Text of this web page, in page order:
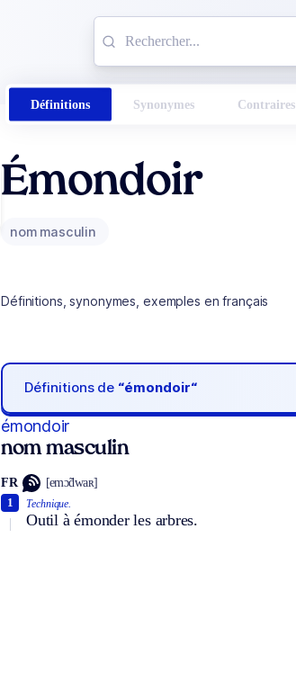
Définitions Synonymes Contraires
Émondoir
nom masculin
Définitions, synonymes, exemples en français
Définitions de “émondoir“
émondoir
nom masculin
FR [emɔ̃dwaʀ]
Technique.
Outil à émonder les arbres.
1